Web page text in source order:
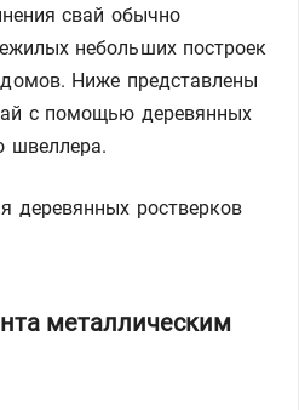
свай обычно
небольших построек
Ниже представлены
с помощью деревянных
швеллера.